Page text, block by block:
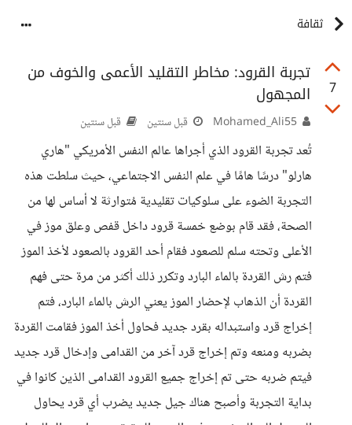
ثقافة
7
تجربة القرود: مخاطر التقليد الأعمى والخوف من
المجهول
قبل سنتين قبل سنتين
تُعد تجربة القرود الذي أجراها عالم النفس الأمريكي "هاري
هارلو" درسًا هامًا في علم النفس الاجتماعي، حيث سلطت هذه
التجربة الضوء على سلوكيات تقليدية مُتوارثة لا أساس لها من
الصحة، فقد قام بوضع خمسة قرود داخل قفص وعلق موز في
الأعلى وتحته سلم للصعود فقام أحد القرود بالصعود لأخذ الموز
فتم رش القردة بالماء البارد وتكرر ذلك أكثر من مرة حتى فهم
القردة أن الذهاب لإحضار الموز يعني الرش بالماء البارد، فتم
إخراج قرد واستبداله بقرد جديد فحاول أخذ الموز فقامت القردة
بضربه ومنعه وتم إخراج قرد آخر من القدامى وإدخال قرد جديد
فيتم ضربه حتى تم إخراج جميع القرود القدامى الذين كانوا في
بداية التجربة وأصبح هناك جيل جديد يضرب أي قرد يحاول